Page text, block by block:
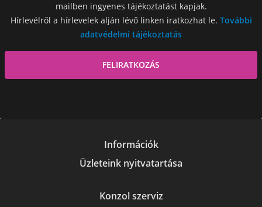
mailben ingyenes tájékoztatást kapjak.
Hírlevélről a hírlevelek alján lévő linken iratkozhat le. További
adatvédelmi tájékoztatás
Információk
Üzleteink nyitvatartása
Konzol szerviz